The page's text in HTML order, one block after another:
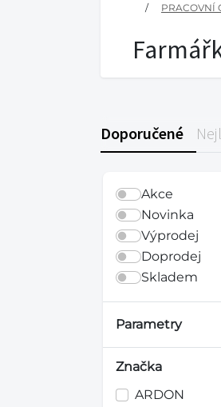
/ PRACOVNÍ
Doporučené
Akce
Novinka
Výprodej
Doprodej
Skladem
Parametry
Značka
ARDON